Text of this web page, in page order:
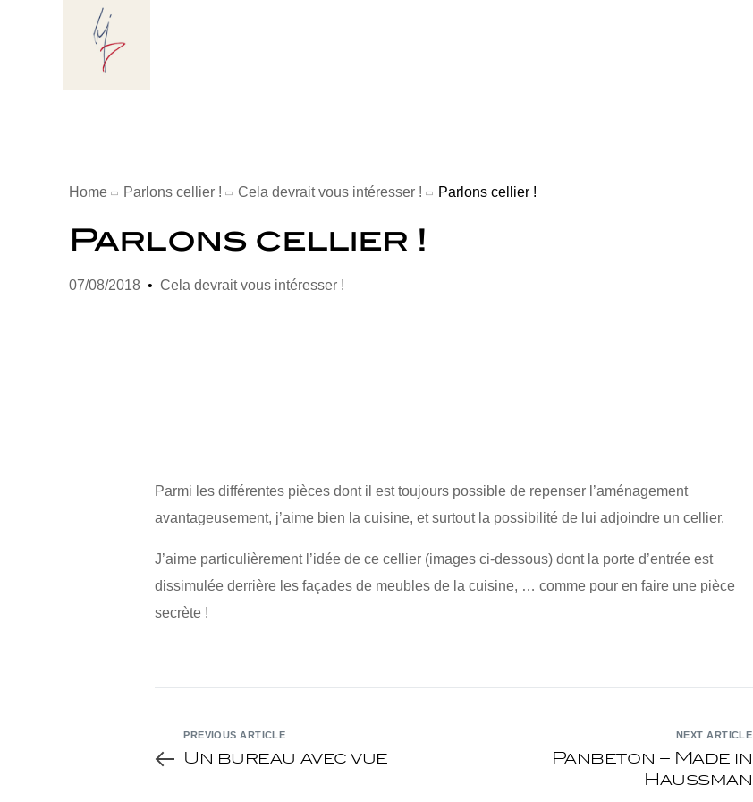
Home Parlons cellier ! Cela devrait vous intéresser ! Parlons cellier !
Parlons cellier !
07/08/2018 Cela devrait vous intéresser !
Parmi les différentes pièces dont il est toujours possible de repenser l’aménagement
avantageusement, j’aime bien la cuisine, et surtout la possibilité de lui adjoindre un cellier.
J’aime particulièrement l’idée de ce cellier (images ci-dessous) dont la porte d’entrée est
dissimulée derrière les façades de meubles de la cuisine, … comme pour en faire une pièce
secrète !
PREVIOUS ARTICLE
Un bureau avec vue
NEXT ARTICLE
Panbeton – Made in
Haussman